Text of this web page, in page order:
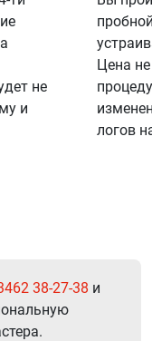
не
и
Цена
логов
38-27-38 и